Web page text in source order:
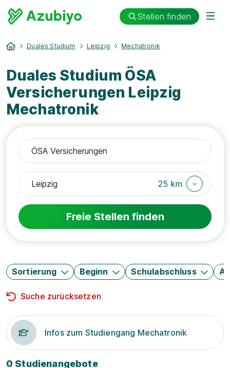
Stellen finden
Duales Studium Leipzig Mechatronik
Duales Studium ÖSA
Versicherungen Leipzig
Mechatronik
25 km
Freie Stellen finden
Sortierung Beginn Schulabschluss
Suche zurücksetzen
Infos zum Studiengang Mechatronik
0 Studienangebote